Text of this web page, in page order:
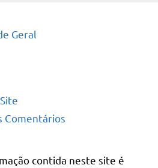
Geral
Comentários
contida neste site é